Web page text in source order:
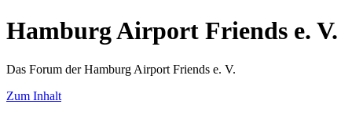
Hamburg Airport Friends e. V.
Das Forum der Hamburg Airport Friends e. V.
Zum Inhalt